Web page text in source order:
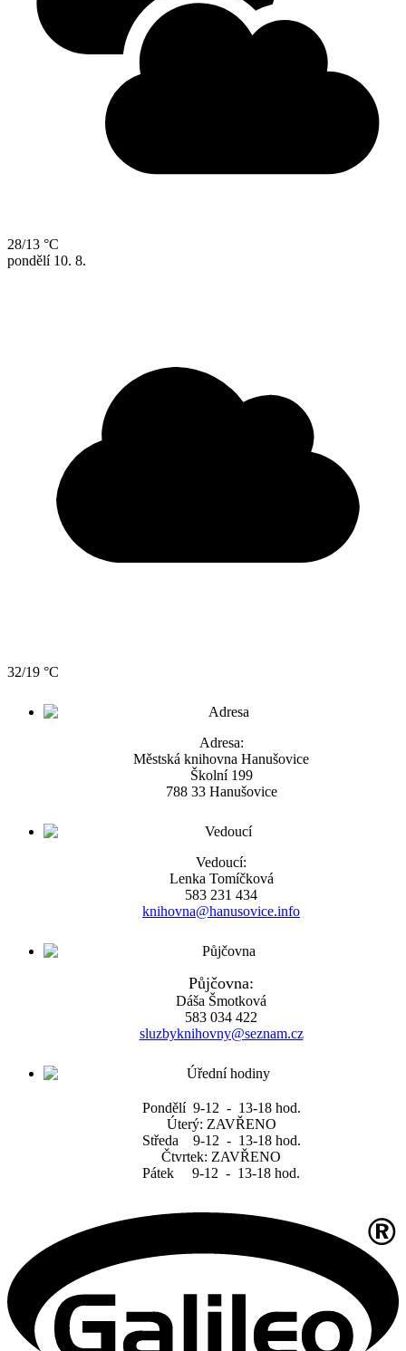
28/13 °C
pondělí 10. 8.
32/19 °C
Adresa:
Městská knihovna Hanušovice
Školní 199
788 33 Hanušovice
Vedoucí:
Lenka Tomíčková
583 231 434
knihovna@hanusovice.info
Půjčovna:
Dáša Šmotková
583 034 422
sluzbyknihovny@seznam.cz
Pondělí 9-12 - 13-18 hod.
Úterý: ZAVŘENO
Středa 9-12 - 13-18 hod.
Čtvrtek: ZAVŘENO
Pátek 9-12 - 13-18 hod.